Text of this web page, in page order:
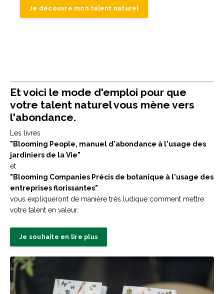
Je découvre mon talent naturel
Et voici le mode d'emploi pour que
votre talent naturel vous mène vers
l'abondance.
Les livres
"Blooming People, manuel d'abondance à l'usage des
jardiniers de la Vie"
et
"Blooming Companies Précis de botanique à l'usage des
entreprises florissantes"
vous expliqueront de manière très ludique comment mettre
votre talent en valeur.
Je souhaite en lire plus